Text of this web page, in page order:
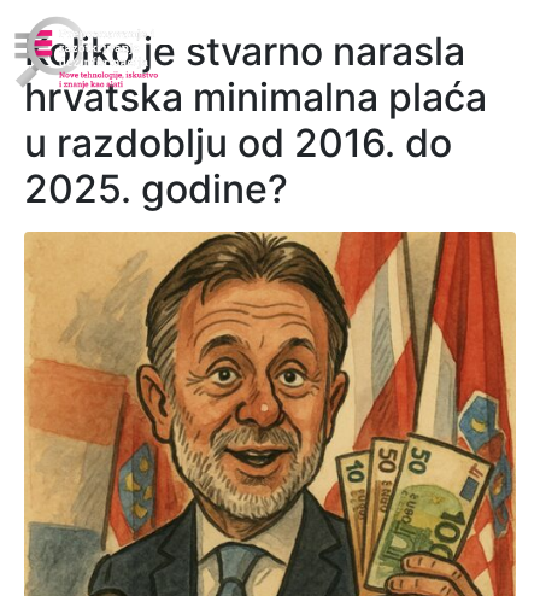
Koliko je stvarno narasla
hrvatska minimalna plaća
u razdoblju od 2016. do
2025. godine?